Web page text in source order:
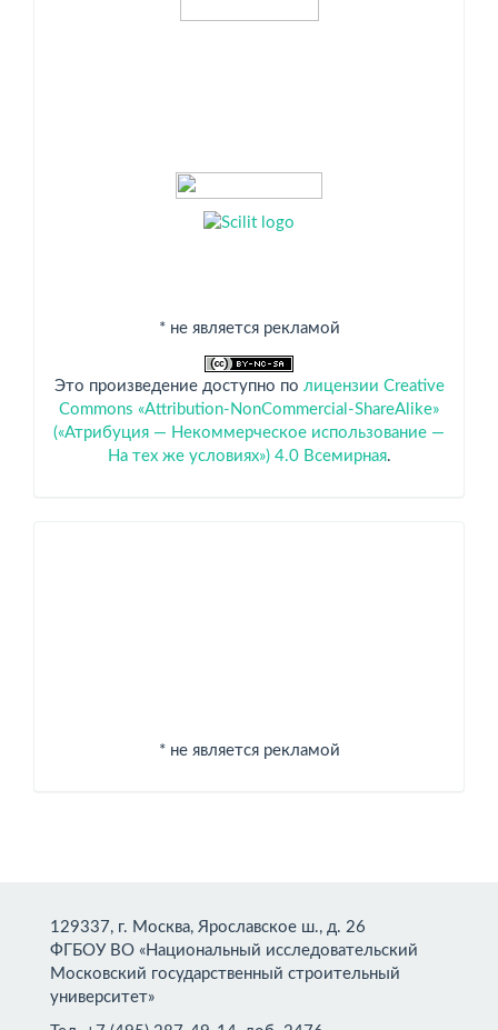
* не является рекламой
Это произведение доступно по лицензии Creative
Commons «Attribution-NonCommercial-ShareAlike»
(«Атрибуция — Некоммерческое использование —
На тех же условиях») 4.0 Всемирная.
* не является рекламой
129337, г. Москва, Ярославское ш., д. 26
ФГБОУ ВО «Национальный исследовательский
Московский государственный строительный
университет»